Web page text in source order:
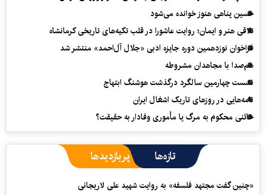
حسین پناهی هنوز خوانده می‌شود
تلاقی هنر و ایمان؛ روایت عاشورا در قلب تکیه‌های تاریخی کرمانشاه
فراخوان نوزدهمین دوره جایزه ادبی «جلال آل‌احمد» منتشر شد
هم‌صدا با مجاهدان مشروطه
نشست چهارمین سالگرد درگذشت هوشنگ ابتهاج
نامه‌هایی در روزهای تاریک اشغال ایران
خائنی محکوم به مرگ یا مأموری وفادار به حقیقت؟
تازه‌ها پربازدیدها
«چنین گفت مجتهد فلسفه» به روایت شهید علی لاریجانی